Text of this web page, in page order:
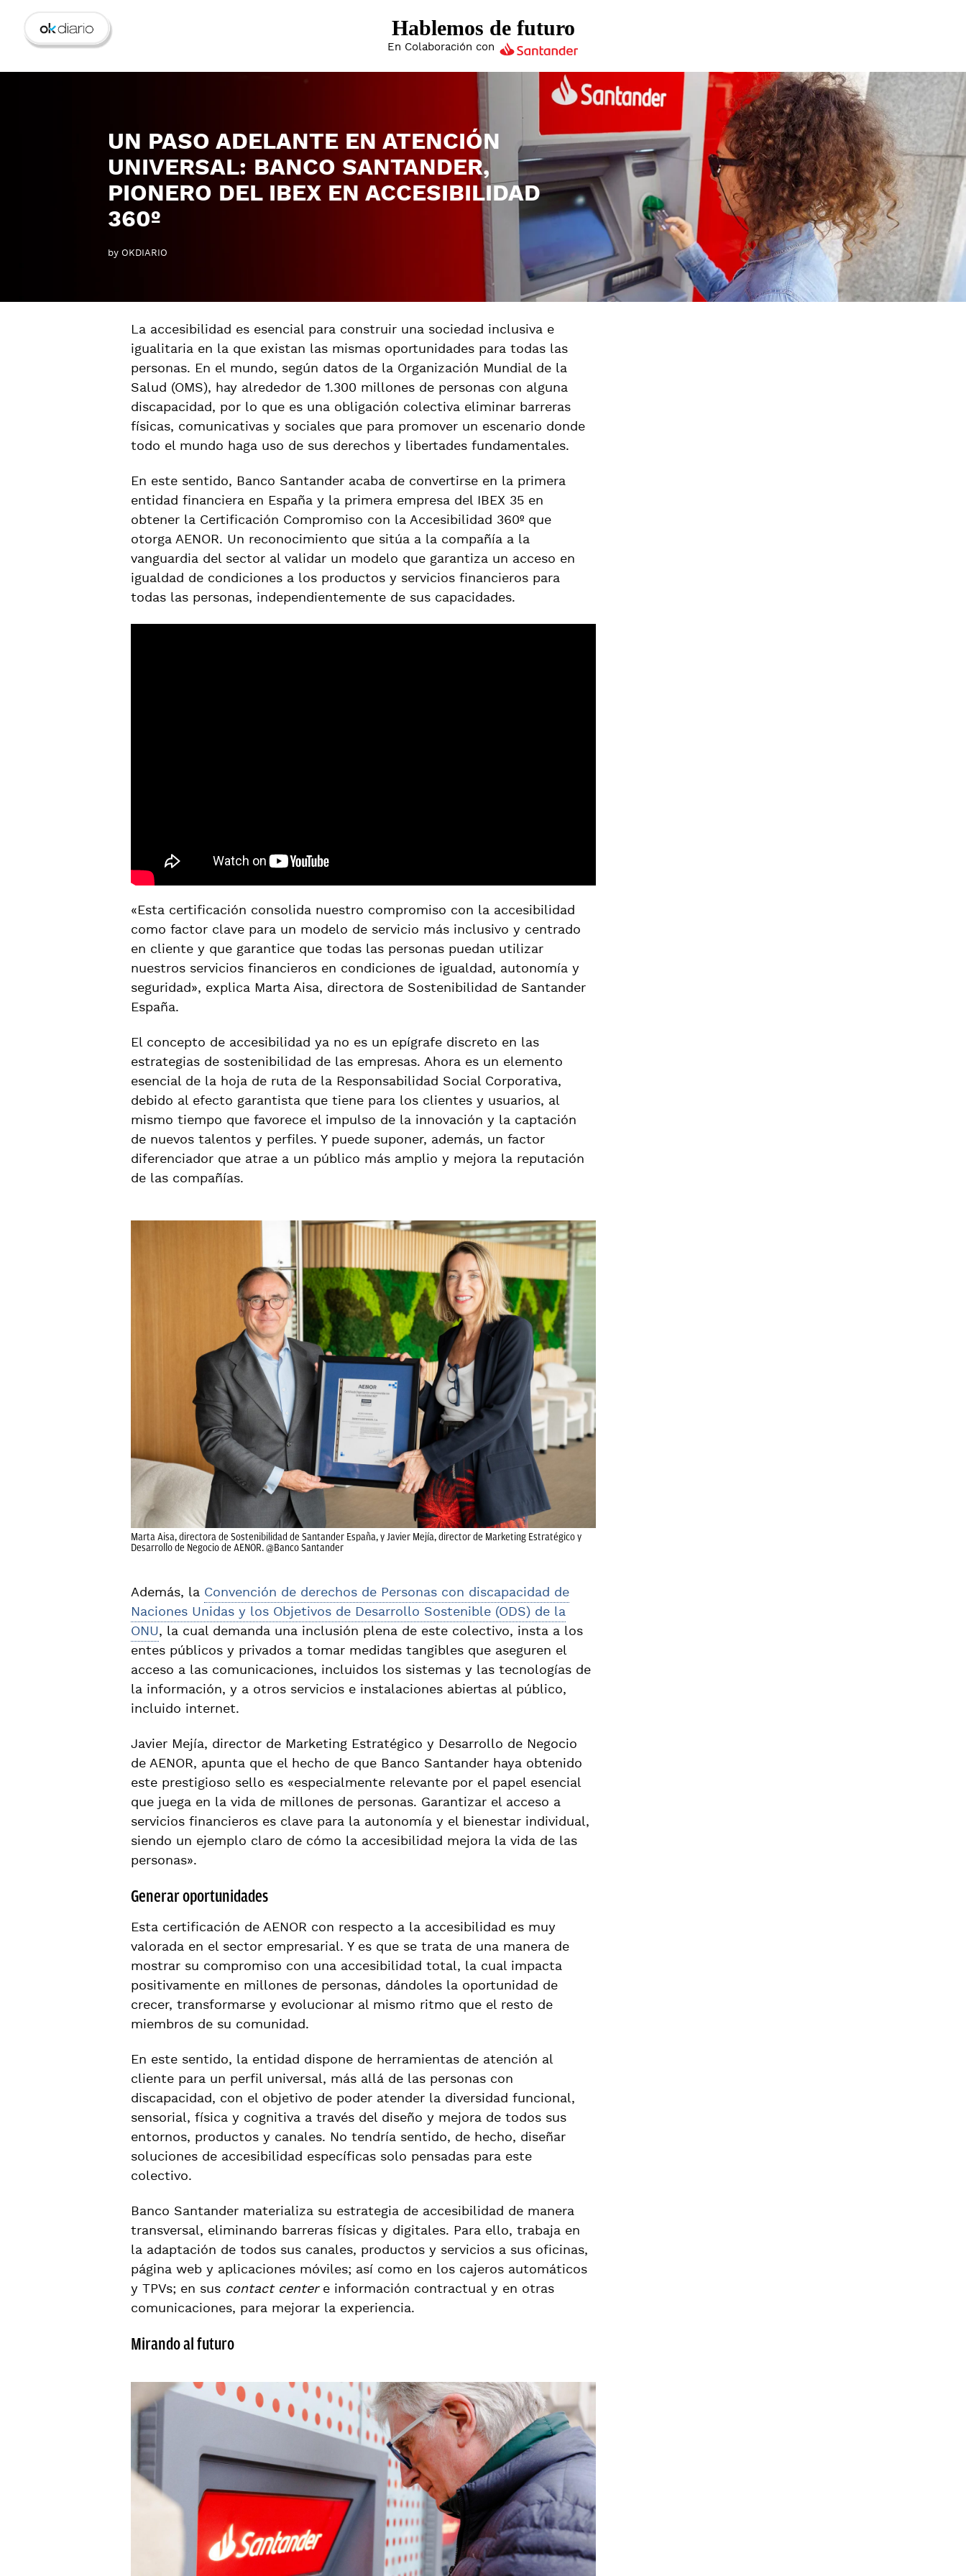
Hablemos de futuro
En Colaboración con
UN PASO ADELANTE EN ATENCIÓN
UNIVERSAL: BANCO SANTANDER,
PIONERO DEL IBEX EN ACCESIBILIDAD
360º
by OKDIARIO
La accesibilidad es esencial para construir una sociedad inclusiva e
igualitaria en la que existan las mismas oportunidades para todas las
personas. En el mundo, según datos de la Organización Mundial de la
Salud (OMS), hay alrededor de 1.300 millones de personas con alguna
discapacidad, por lo que es una obligación colectiva eliminar barreras
físicas, comunicativas y sociales que para promover un escenario donde
todo el mundo haga uso de sus derechos y libertades fundamentales.
En este sentido, Banco Santander acaba de convertirse en la primera
entidad financiera en España y la primera empresa del IBEX 35 en
obtener la Certificación Compromiso con la Accesibilidad 360º que
otorga AENOR. Un reconocimiento que sitúa a la compañía a la
vanguardia del sector al validar un modelo que garantiza un acceso en
igualdad de condiciones a los productos y servicios financieros para
todas las personas, independientemente de sus capacidades.
«Esta certificación consolida nuestro compromiso con la accesibilidad
como factor clave para un modelo de servicio más inclusivo y centrado
en cliente y que garantice que todas las personas puedan utilizar
nuestros servicios financieros en condiciones de igualdad, autonomía y
seguridad», explica Marta Aisa, directora de Sostenibilidad de Santander
España.
El concepto de accesibilidad ya no es un epígrafe discreto en las
estrategias de sostenibilidad de las empresas. Ahora es un elemento
esencial de la hoja de ruta de la Responsabilidad Social Corporativa,
debido al efecto garantista que tiene para los clientes y usuarios, al
mismo tiempo que favorece el impulso de la innovación y la captación
de nuevos talentos y perfiles. Y puede suponer, además, un factor
diferenciador que atrae a un público más amplio y mejora la reputación
de las compañías.
Marta Aisa, directora de Sostenibilidad de Santander España, y Javier Mejía, director de Marketing Estratégico y
Desarrollo de Negocio de AENOR. @Banco Santander
Además, la Convención de derechos de Personas con discapacidad de
Naciones Unidas y los Objetivos de Desarrollo Sostenible (ODS) de la
ONU, la cual demanda una inclusión plena de este colectivo, insta a los
entes públicos y privados a tomar medidas tangibles que aseguren el
acceso a las comunicaciones, incluidos los sistemas y las tecnologías de
la información, y a otros servicios e instalaciones abiertas al público,
incluido internet.
Javier Mejía, director de Marketing Estratégico y Desarrollo de Negocio
de AENOR, apunta que el hecho de que Banco Santander haya obtenido
este prestigioso sello es «especialmente relevante por el papel esencial
que juega en la vida de millones de personas. Garantizar el acceso a
servicios financieros es clave para la autonomía y el bienestar individual,
siendo un ejemplo claro de cómo la accesibilidad mejora la vida de las
personas».
Generar oportunidades
Esta certificación de AENOR con respecto a la accesibilidad es muy
valorada en el sector empresarial. Y es que se trata de una manera de
mostrar su compromiso con una accesibilidad total, la cual impacta
positivamente en millones de personas, dándoles la oportunidad de
crecer, transformarse y evolucionar al mismo ritmo que el resto de
miembros de su comunidad.
En este sentido, la entidad dispone de herramientas de atención al
cliente para un perfil universal, más allá de las personas con
discapacidad, con el objetivo de poder atender la diversidad funcional,
sensorial, física y cognitiva a través del diseño y mejora de todos sus
entornos, productos y canales. No tendría sentido, de hecho, diseñar
soluciones de accesibilidad específicas solo pensadas para este
colectivo.
Banco Santander materializa su estrategia de accesibilidad de manera
transversal, eliminando barreras físicas y digitales. Para ello, trabaja en
la adaptación de todos sus canales, productos y servicios a sus oficinas,
página web y aplicaciones móviles; así como en los cajeros automáticos
y TPVs; en sus contact centere información contractual y en otras
comunicaciones, para mejorar la experiencia.
Mirando al futuro